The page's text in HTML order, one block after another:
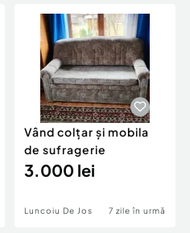
profesionale
Vând colțar și mobila
de sufragerie
3.000 lei
Luncoiu De Jos 7 zile în urmă